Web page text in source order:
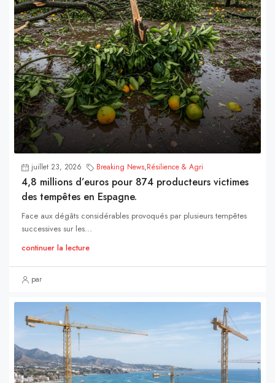
juillet 23, 2026 Breaking News,Résilience & Agri
4,8 millions d’euros pour 874 producteurs victimes
des tempêtes en Espagne.
Face aux dégâts considérables provoqués par plusieurs tempêtes
successives sur les...
continuer la lecture
par